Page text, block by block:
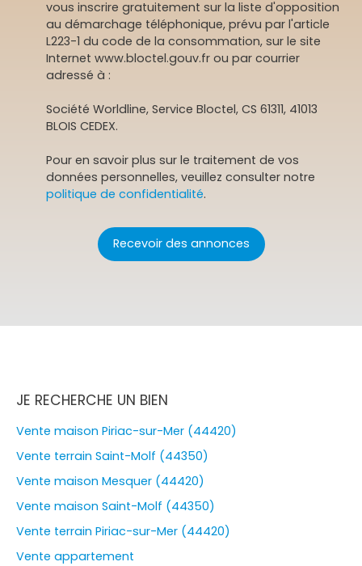
vous inscrire gratuitement sur la liste d'opposition
au démarchage téléphonique, prévu par l'article
L223-1 du code de la consommation, sur le site
Internet www.bloctel.gouv.fr ou par courrier
adressé à :
Société Worldline, Service Bloctel, CS 61311, 41013
BLOIS CEDEX.
Pour en savoir plus sur le traitement de vos
données personnelles, veuillez consulter notre
politique de confidentialité.
Recevoir des annonces
JE RECHERCHE UN BIEN
Vente maison Piriac-sur-Mer (44420)
Vente terrain Saint-Molf (44350)
Vente maison Mesquer (44420)
Vente maison Saint-Molf (44350)
Vente terrain Piriac-sur-Mer (44420)
Vente appartement